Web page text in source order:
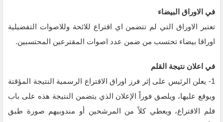
في الاوراق البيضاء
تعتبر الاوراق التي لم تتضمن اي اقتراع للائحة وللاصوات التفضيلية
اوراقا بيضاء تحتسب من ضمن عدد اصوات المقترعين المحتسبين.
في اعلان نتيجة القلم
1- يعلن الرئيس على إثر فرز اوراق الاقتراع الرسمية النتيجة المؤقتة
ويوقع عليها، ويلصق فوراً الإعلان الذي يتضمن النتيجة هذه على باب
قلم الاقتراع، ويعطي كلاً من المرشحين أو مندوبيهم صورة طبق